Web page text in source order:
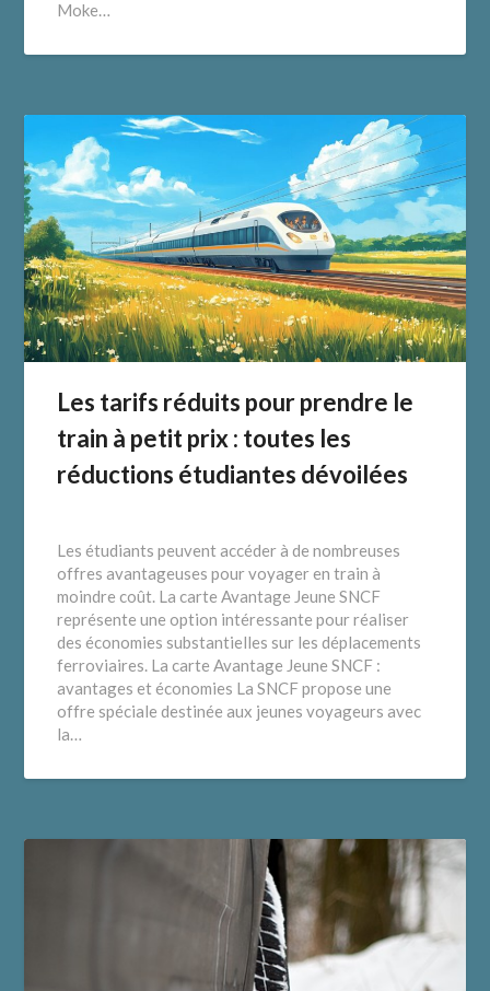
Moke…
Les tarifs réduits pour prendre le
train à petit prix : toutes les
réductions étudiantes dévoilées
Les étudiants peuvent accéder à de nombreuses
offres avantageuses pour voyager en train à
moindre coût. La carte Avantage Jeune SNCF
représente une option intéressante pour réaliser
des économies substantielles sur les déplacements
ferroviaires. La carte Avantage Jeune SNCF :
avantages et économies La SNCF propose une
offre spéciale destinée aux jeunes voyageurs avec
la…